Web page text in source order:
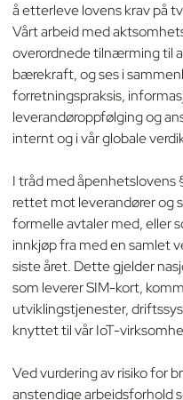
å etterleve lovens krav på
Vårt arbeid med
overordnede tilnærming til
bærekraft, og ses i
forretningspraksis,
leverandøroppfølging og
internt og i vår globale
I tråd med
rettet mot leverandører og
formelle avtaler med, eller
innkjøp fra med en samlet
siste året. Dette gjelder
som leverer SIM-kort,
utviklingstjenester,
knyttet til vår IoT-
Ved vurdering av risiko for
anstendige arbeidsforhold